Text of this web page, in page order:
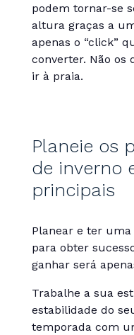
podem tornar-se
altura graças a
apenas o “click”
converter. Não os
ir à praia.
Planeie os
de inverno
principais
Planear e ter
para obter
ganhar será
Trabalhe a sua
estabilidade do
temporada com